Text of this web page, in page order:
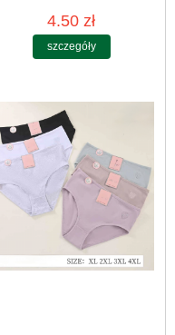
4.50 zł
szczegóły